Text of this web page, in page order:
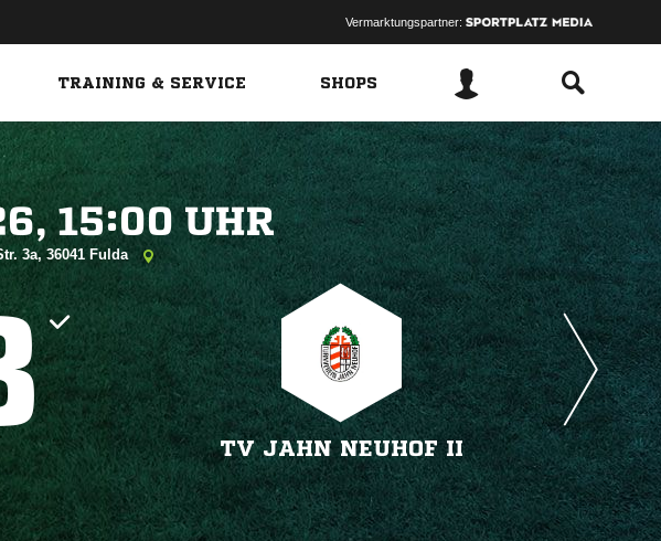
Vermarktungspartner:
TRAINING & SERVICE SHOPS
  
3a, 36041 Fulda
TV JAHN NEUHOF II